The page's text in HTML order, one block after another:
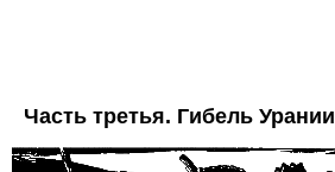
Часть третья. Гибель Урании